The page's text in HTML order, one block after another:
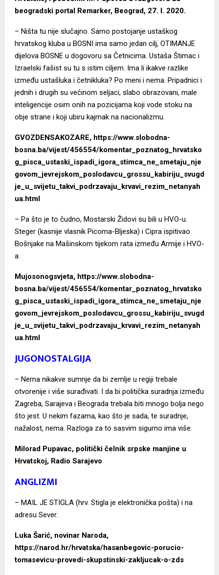
beogradski portal Remarker, Beograd, 27. I. 2020.
– Ništa tu nije slučajno. Samo postojanje ustaškog
hrvatskog kluba u BOSNI ima samo jedan cilj, OTIMANJE
dijelova BOSNE u dogovoru sa Četnicima. Ustaša Štimac i
Izraelski fašist su tu s istim ciljem. Ima li ikakve razlike
između ustašluka i četnikluka? Po meni i nema. Pripadnici i
jednih i drugih su većinom seljaci, slabo obrazovani, male
inteligencije osim onih na pozicijama koji vode stoku na
obje strane i koji ubiru kajmak na nacionalizmu.
GVOZDENSAKOZARE, https://www.slobodna-
bosna.ba/vijest/456554/komentar_poznatog_hrvatsko
g_pisca_ustaski_ispadi_igora_stimca_ne_smetaju_nje
govom_jevrejskom_poslodavcu_grossu_kabiriju_svugd
je_u_svijetu_takvi_podrzavaju_krvavi_rezim_netanyah
ua.html
– Pa što je to čudno, Mostarski Židovi su bili u HVO-u.
Steger (kasnije vlasnik Picoma-Bljeska) i Cipra ispitivao
Bošnjake na Mašinskom tijekom rata između Armije i HVO-
a.
Mujosonogsvjeta, https://www.slobodna-
bosna.ba/vijest/456554/komentar_poznatog_hrvatsko
g_pisca_ustaski_ispadi_igora_stimca_ne_smetaju_nje
govom_jevrejskom_poslodavcu_grossu_kabiriju_svugd
je_u_svijetu_takvi_podrzavaju_krvavi_rezim_netanyah
ua.html
JUGONOSTALGIJA
– Nema nikakve sumnje da bi zemlje u regiji trebale
otvorenije i više surađivati. I da bi politička suradnja između
Zagreba, Sarajeva i Beograda trebala biti mnogo bolja nego
što jest. U nekim fazama, kao što je sada, te suradnje,
nažalost, nema. Razloga za to sasvim sigurno ima više.
Milorad Pupavac, politički čelnik srpske manjine u
Hrvatskoj, Radio Sarajevo
ANGLIZMI
– MAIL JE STIGLA (hrv. Stigla je elektronička pošta) i na
adresu Sever.
Luka Šarić, novinar Naroda,
https://narod.hr/hrvatska/hasanbegovic-porucio-
tomasevicu-provedi-skupstinski-zakljucak-o-zds